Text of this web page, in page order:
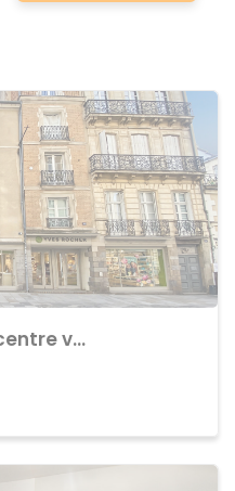
de baux, fonds de
Achat Appartement centre ville